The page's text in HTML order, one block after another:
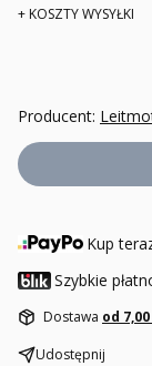
+ KOSZTY WYSYŁKI
Producent:
Kup
Szybkie
Dostawa od 7,00
Udostępnij